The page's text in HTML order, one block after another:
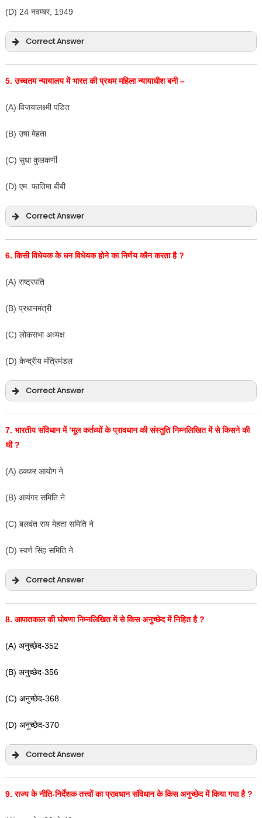
(D) 24 नवम्बर, 1949
Correct Answer
5.उच्चतम न्यायालय में भारत की प्रथम महिला न्यायाधीश बनी –
(A) विजयालक्ष्मी पंडित
(B) उषा मेहता
(C) सुधा कुलकर्णी
(D) एम. फातिमा बीबी
Correct Answer
6.किसी विधेयक के धन विधेयक होने का निर्णय कौन करता है?
(A) राष्ट्रपति
(B) प्रधानमंत्री
(C) लोकसभा अध्यक्ष
(D) केन्द्रीय मंत्रिमंडल
Correct Answer
7. भारतीय संविधान में ‘मूल कर्तव्यों के प्रावधान की संस्तुति निम्नलिखित में से किसने की
थी?
(A) ठक्कर आयोग ने
(B) आयंगर समिति ने
(C) बलवंत राय मेहता समिति ने
(D) स्वर्ण सिंह समिति ने
Correct Answer
8. आपातकाल की घोषणा निम्नलिखित में से किस अनुच्छेद में निहित है?
(A) अनुच्छेद-352
(B) अनुच्छेद-356
(C) अनुच्छेद-368
(D) अनुच्छेद-370
Correct Answer
9.राज्य के नीति-निर्देशक तत्त्वों का प्रावधान संविधान के किस अनुच्छेद में किया गया है?